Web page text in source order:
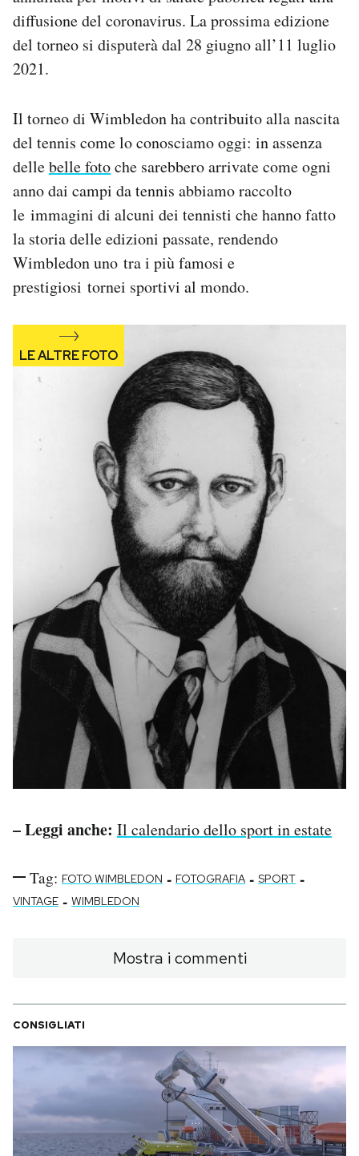
AREA PERSONALE
Area Personale
Regala il Post
diffusione del coronavirus. La prossima edizione
del torneo si disputerà dal 28 giugno all’11 luglio
2021.
Il torneo di Wimbledon ha contribuito alla nascita
del tennis come lo conosciamo oggi: in assenza
dellebelle fotoche sarebbero arrivate come ogni
anno dai campi da tennis abbiamo raccolto
le immagini di alcuni dei tennisti che hanno fatto
la storia delle edizioni passate, rendendo
Wimbledon uno tra i più famosi e
prestigiosi tornei sportivi al mondo.
– Leggi anche: Il calendario dello sport in estate
Tag: FOTO WIMBLEDON - FOTOGRAFIA - SPORT -
VINTAGE - WIMBLEDON
Mostra i commenti
CONSIGLIATI